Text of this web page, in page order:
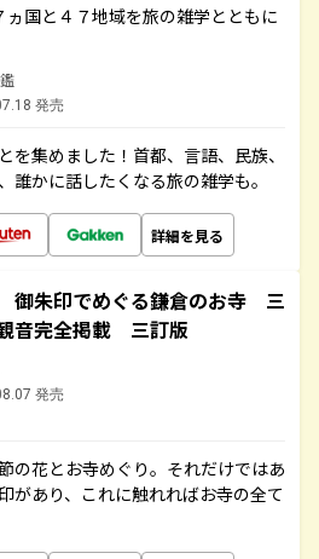
ヵ国と４７地域を旅の雑学とともに
発売
を集めました！首都、言語、民族、
誰かに話したくなる旅の雑学も。
詳細を見る
御朱印でめぐる鎌倉のお寺 三
音完全掲載 三訂版
発売
の花とお寺めぐり。それだけではあ
があり、これに触れればお寺の全て